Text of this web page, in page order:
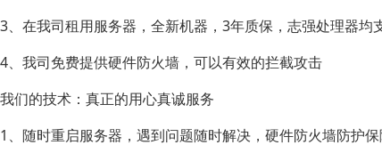
3、在我司租用服务器，全新机器，3年质保，志强处理器均
4、我司免费提供硬件防火墙，可以有效的拦截攻击
我们的技术：真正的用心真诚服务
1、随时重启服务器，遇到问题随时解决，硬件防火墙防护